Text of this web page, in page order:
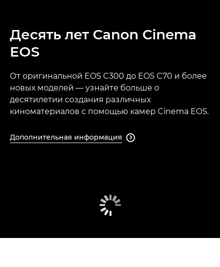
Десять лет Canon Cinema
EOS
От оригинальной EOS C300 до EOS C70 и более
новых моделей — узнайте больше о
десятилетии создания различных
киноматериалов с помощью камер Cinema EOS.
Дополнительная информация 